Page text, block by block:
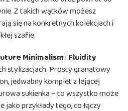
Z takich wątków możesz
się na konkretnych kolekcjach i
szafie.
Minimalismi Fluidity
stylizacjach. Prosty granatowy
jedwabny komplet z lejącej
sukienka – to wszystko może
przykłady tego, co łączy